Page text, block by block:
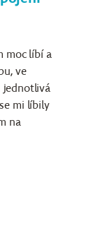
moc líbí a
ve
jednotlivá
mi líbily
na